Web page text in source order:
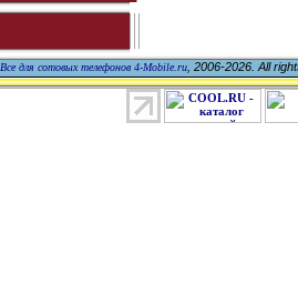
Все для сотовых телефонов 4-Mobile.ru, 2006-2026. All